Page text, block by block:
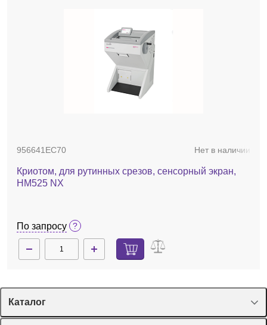
956641EC70 Нет в наличии
Криотом, для рутинных срезов, сенсорный экран,
HM525 NX
По запросу
Каталог